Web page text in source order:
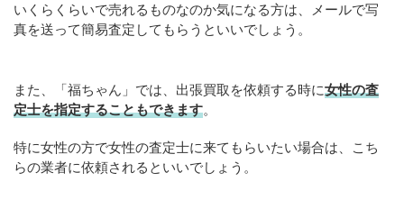
いくらくらいで売れるものなのか気になる方は、メールで写
真を送って簡易査定してもらうといいでしょう。
また、「福ちゃん」では、出張買取を依頼する時に女性の査
定士を指定することもできます。
特に女性の方で女性の査定士に来てもらいたい場合は、こち
らの業者に依頼されるといいでしょう。